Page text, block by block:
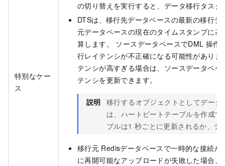
特別なケー
ス
の切り替えを実行すると、データ移行タスク
DTSは、移行先データベースの最新の移行
元データベースの現在のタイムスタンプに
算します。 ソースデータベースでDML 操作
行レイテンシが不正確になる可能性があり
テンシが高すぎる場合は、ソースデータベー
テンシを更新できます。
説明 移行するオブジェクトとしてデー
は、ハートビートテーブルを作成
ブルは1 秒ごとに更新されるか、デ
移行元 Redisデータベースで一時的な接続
に再開可能なアップロードが失敗した場合